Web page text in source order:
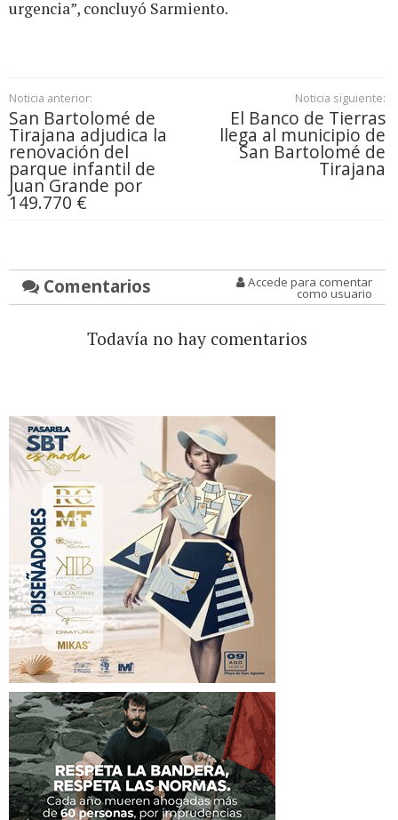
urgencia”, concluyó Sarmiento.
Noticia anterior:
San Bartolomé de
Tirajana adjudica la
renovación del
parque infantil de
Juan Grande por
149.770 €
Noticia siguiente:
El Banco de Tierras
llega al municipio de
San Bartolomé de
Tirajana
Comentarios Accede para comentar
como usuario
Todavía no hay comentarios